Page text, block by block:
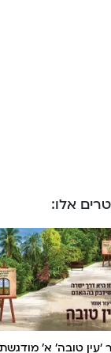
אלו:
‘עין טובה’ א’ מודגשת